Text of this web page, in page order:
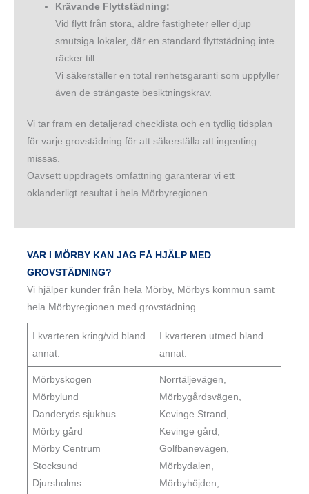
Krävande Flyttstädning:
Vid flytt från stora, äldre fastigheter eller djup
smutsiga lokaler, där en standard flyttstädning inte
räcker till.
Vi säkerställer en total renhetsgaranti som uppfyller
även de strängaste besiktningskrav.
Vi tar fram en detaljerad checklista och en tydlig tidsplan
för varje grovstädning för att säkerställa att ingenting
missas.
Oavsett uppdragets omfattning garanterar vi ett
oklanderligt resultat i hela Mörbyregionen.
VAR I MÖRBY KAN JAG FÅ HJÄLP MED
GROVSTÄDNING?
Vi hjälper kunder från hela Mörby, Mörbys kommun samt
hela Mörbyregionen med grovstädning.
I kvarteren kring/vid bland
annat:
I kvarteren utmed bland
annat:
Mörbyskogen
Mörbylund
Danderyds sjukhus
Mörby gård
Mörby Centrum
Stocksund
Djursholms
Norrtäljevägen,
Mörbygårdsvägen,
Kevinge Strand,
Kevinge gård,
Golfbanevägen,
Mörbydalen,
Mörbyhöjden,